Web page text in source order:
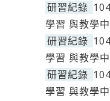
研習紀錄
學習 與教學
研習紀錄
學習 與教學
研習紀錄
學習 與教學